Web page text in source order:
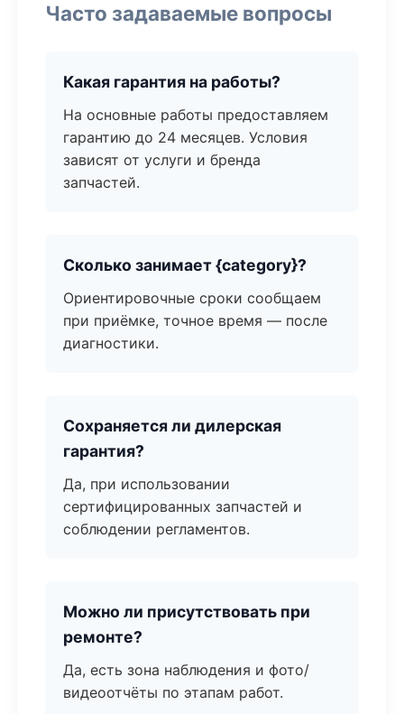
Часто задаваемые вопросы
Какая гарантия на работы?
На основные работы предоставляем
гарантию до 24 месяцев. Условия
зависят от услуги и бренда
запчастей.
Сколько занимает {category}?
Ориентировочные сроки сообщаем
при приёмке, точное время — после
диагностики.
Сохраняется ли дилерская
гарантия?
Да, при использовании
сертифицированных запчастей и
соблюдении регламентов.
Можно ли присутствовать при
ремонте?
Да, есть зона наблюдения и фото/
видеоотчёты по этапам работ.